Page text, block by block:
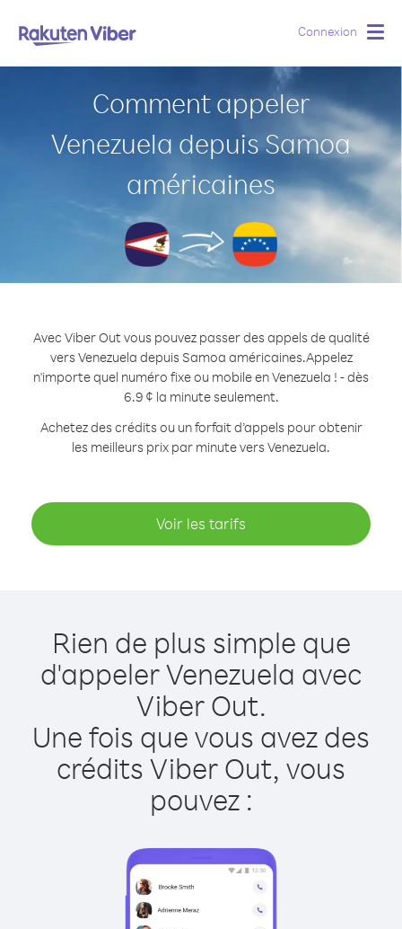
Connexion
Comment appeler
Venezuela depuis Samoa
américaines
Avec Viber Out vous pouvez passer des appels de qualité
vers Venezuela depuis Samoa américaines.Appelez
n'importe quel numéro fixe ou mobile en Venezuela ! - dès
6.9 ¢ la minute seulement.
Achetez des crédits ou un forfait d’appels pour obtenir
les meilleurs prix par minute vers Venezuela.
Voir les tarifs
Rien de plus simple que
d'appeler Venezuela avec
Viber Out.
Une fois que vous avez des
crédits Viber Out, vous
pouvez :